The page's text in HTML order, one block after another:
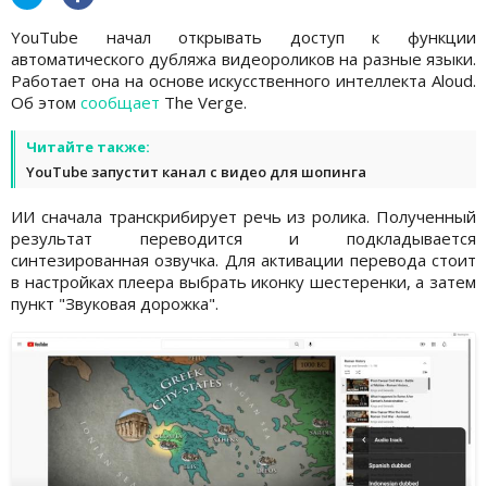
YouTube начал открывать доступ к функции
автоматического дубляжа видеороликов на разные языки.
Работает она на основе искусственного интеллекта Aloud.
Об этом сообщает The Verge.
Читайте также:
YouTube запустит канал с видео для шопинга
ИИ сначала транскрибирует речь из ролика. Полученный
результат переводится и подкладывается
синтезированная озвучка. Для активации перевода стоит
в настройках плеера выбрать иконку шестеренки, а затем
пункт "Звуковая дорожка".